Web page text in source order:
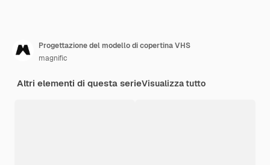
Progettazione del modello di copertina VHS
magnific
Altri elementi di questa serieVisualizza tutto